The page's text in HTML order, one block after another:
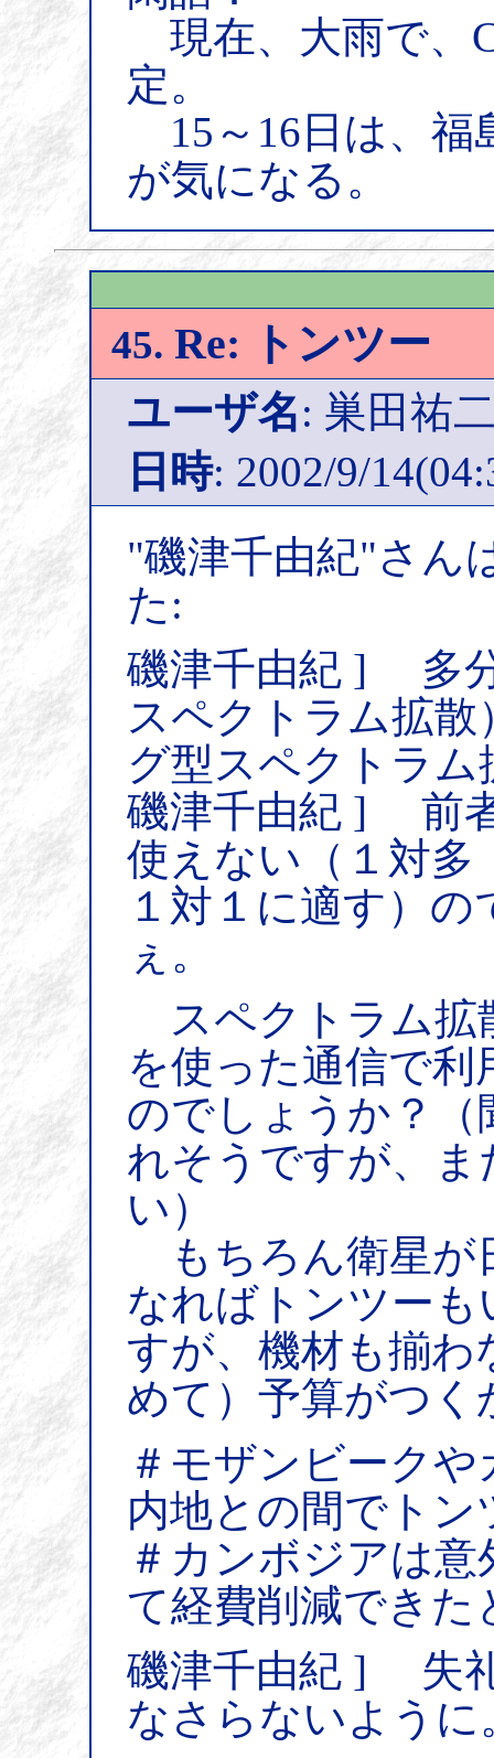
現在、大雨で、
定。
15～16日は、福
が気になる。
45. Re: トンツー
ユーザ名: 巣田祐
日時: 2002/9/
"磯津千由紀"さん
た:
磯津千由紀 ] 多
スペクトラム拡
グ型スペクトラ
磯津千由紀 ] 前
使えない（１対多
１対１に適す）
ぇ。
スペクトラム拡
を使った通信で
のでしょうか？
れそうですが、
い）
もちろん衛星が
なればトンツー
すが、機材も揃わ
めて）予算がつ
＃モザンビーク
内地との間でト
＃カンボジアは
て経費削減でき
磯津千由紀 ] 失
なさらないように